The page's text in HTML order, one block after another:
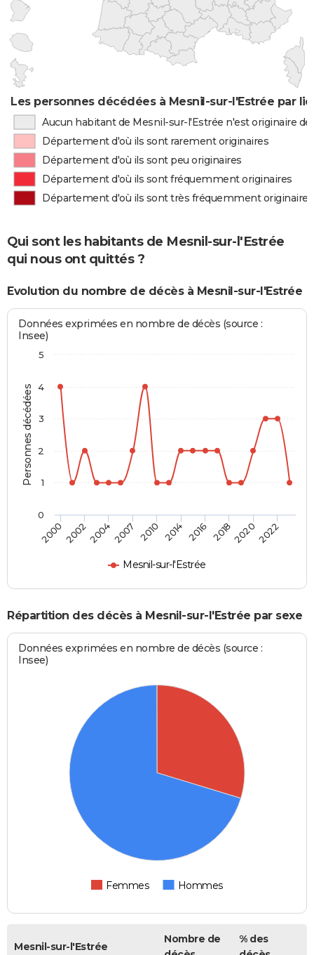
Les personnes décédées à Mesnil-sur-l'Estrée par
Aucun habitant de Mesnil-sur-l'Estrée n'est originaire
Département d'où ils sont rarement originaires
Département d'où ils sont peu originaires
Département d'où ils sont fréquemment originaires
Département d'où ils sont très fréquemment originaires
Qui sont les habitants de Mesnil-sur-l'Estrée
qui nous ont quittés ?
Evolution du nombre de décès à Mesnil-sur-l'Estrée
Personnes décédées
Données exprimées en nombre de décès (source :
Insee)
Mesnil-sur-l'Estrée
2000200220042007 2010 2014 2016 201820202022
0
1
2
3
4
5
Répartition des décès à Mesnil-sur-l'Estrée par sexe
Données exprimées en nombre de décès (source :
Insee)
Femmes Hommes
Mesnil-sur-l'Estrée
Nombre de
% des